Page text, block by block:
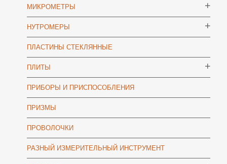
МИКРОМЕТРЫ
НУТРОМЕРЫ
ПЛАСТИНЫ СТЕКЛЯННЫЕ
ПЛИТЫ
ПРИБОРЫ И ПРИСПОСОБЛЕНИЯ
ПРИЗМЫ
ПРОВОЛОЧКИ
РАЗНЫЙ ИЗМЕРИТЕЛЬНЫЙ ИНСТРУМЕНТ